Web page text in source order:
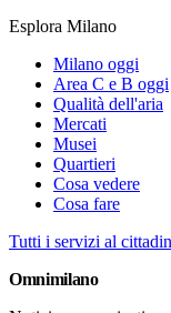
Esplora Milano
Milano oggi
Area C e B oggi
Qualità dell'aria
Mercati
Musei
Quartieri
Cosa vedere
Cosa fare
Tutti i servizi al
Omnimilano